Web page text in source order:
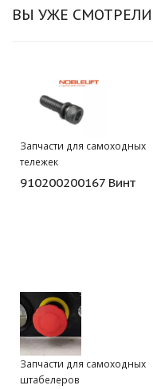
ВЫ УЖЕ СМОТРЕЛИ
Запчасти для самоходных
тележек
910200200167 Винт
Запчасти для самоходных
штабелеров